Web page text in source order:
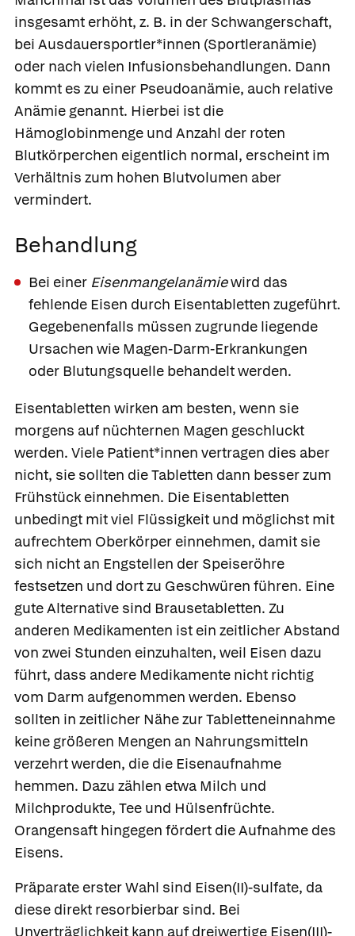
insgesamt erhöht, z. B. in der Schwangerschaft,
bei Ausdauersportler*innen (Sportleranämie)
oder nach vielen Infusionsbehandlungen. Dann
kommt es zu einer Pseudoanämie, auch relative
Anämie genannt. Hierbei ist die
Hämoglobinmenge und Anzahl der roten
Blutkörperchen eigentlich normal, erscheint im
Verhältnis zum hohen Blutvolumen aber
vermindert.
Behandlung
Bei einer Eisenmangelanämiewird das
fehlende Eisen durch Eisentabletten zugeführt.
Gegebenenfalls müssen zugrunde liegende
Ursachen wie Magen-Darm-Erkrankungen
oder Blutungsquelle behandelt werden.
Eisentabletten wirken am besten, wenn sie
morgens auf nüchternen Magen geschluckt
werden. Viele Patient*innen vertragen dies aber
nicht, sie sollten die Tabletten dann besser zum
Frühstück einnehmen. Die Eisentabletten
unbedingt mit viel Flüssigkeit und möglichst mit
aufrechtem Oberkörper einnehmen, damit sie
sich nicht an Engstellen der Speiseröhre
festsetzen und dort zu Geschwüren führen. Eine
gute Alternative sind Brausetabletten. Zu
anderen Medikamenten ist ein zeitlicher Abstand
von zwei Stunden einzuhalten, weil Eisen dazu
führt, dass andere Medikamente nicht richtig
vom Darm aufgenommen werden. Ebenso
sollten in zeitlicher Nähe zur Tabletteneinnahme
keine größeren Mengen an Nahrungsmitteln
verzehrt werden, die die Eisenaufnahme
hemmen. Dazu zählen etwa Milch und
Milchprodukte, Tee und Hülsenfrüchte.
Orangensaft hingegen fördert die Aufnahme des
Eisens.
Präparate erster Wahl sind Eisen(II)-sulfate, da
diese direkt resorbierbar sind. Bei
Unverträglichkeit kann auf dreiwertige Eisen(III)-